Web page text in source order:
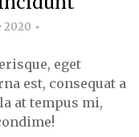
2020
eget
est, consequat a
at tempus mi,